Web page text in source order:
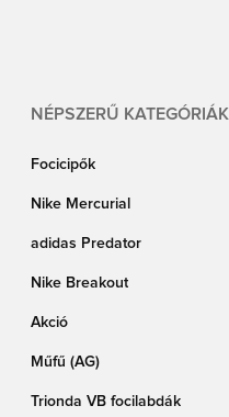
NÉPSZERŰ KATEGÓRIÁK
Focicipők
Nike Mercurial
adidas Predator
Nike Breakout
Akció
Műfű (AG)
Trionda VB focilabdák